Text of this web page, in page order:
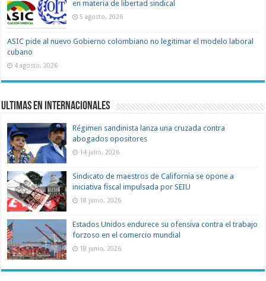
en materia de libertad sindical
5 agosto, 2026
ASIC pide al nuevo Gobierno colombiano no legitimar el modelo laboral
cubano
4 agosto, 2026
Ultimas en Internacionales
Régimen sandinista lanza una cruzada contra
abogados opositores
14 julio, 2026
Sindicato de maestros de California se opone a
iniciativa fiscal impulsada por SEIU
18 junio, 2026
Estados Unidos endurece su ofensiva contra el trabajo
forzoso en el comercio mundial
18 junio, 2026